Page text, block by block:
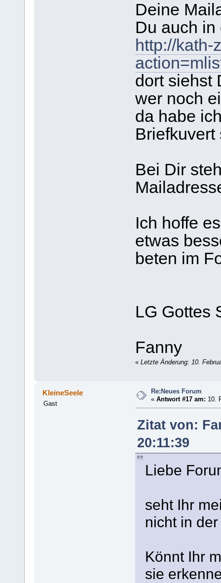
Deine
Du auch
http://kath-
dort siehst
wer noch
da habe
Briefkuvert
Bei Dir
Ich hoffe
etwas
beten im
LG Gottes
Fanny
« Letzte Änderung: 10.
KleineSeele
Gast
Re:Neues Forum
«Antwort #17 am: 10.
Zitat von:
20:11:39
Liebe
seht Ihr
nicht in
Könnt Ihr
sie